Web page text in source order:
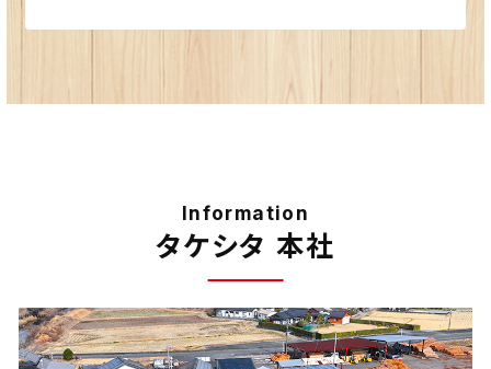
Information
タケシタ 本社